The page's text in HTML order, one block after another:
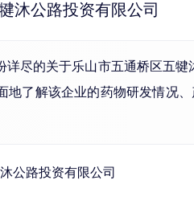
沐公路投资有限公司
详尽的关于乐山市五通桥区五
地了解该企业的药物研发情况
公路投资有限公司